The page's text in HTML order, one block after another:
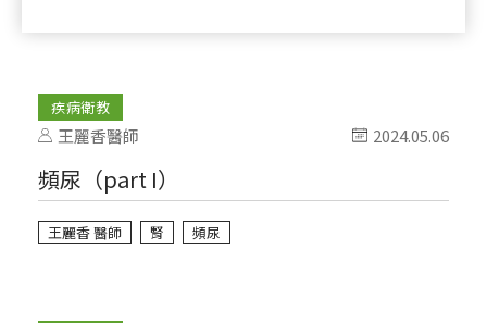
疾病衛教
王麗香醫師 2024.05.06
頻尿（part I）
王麗香 醫師 腎 頻尿